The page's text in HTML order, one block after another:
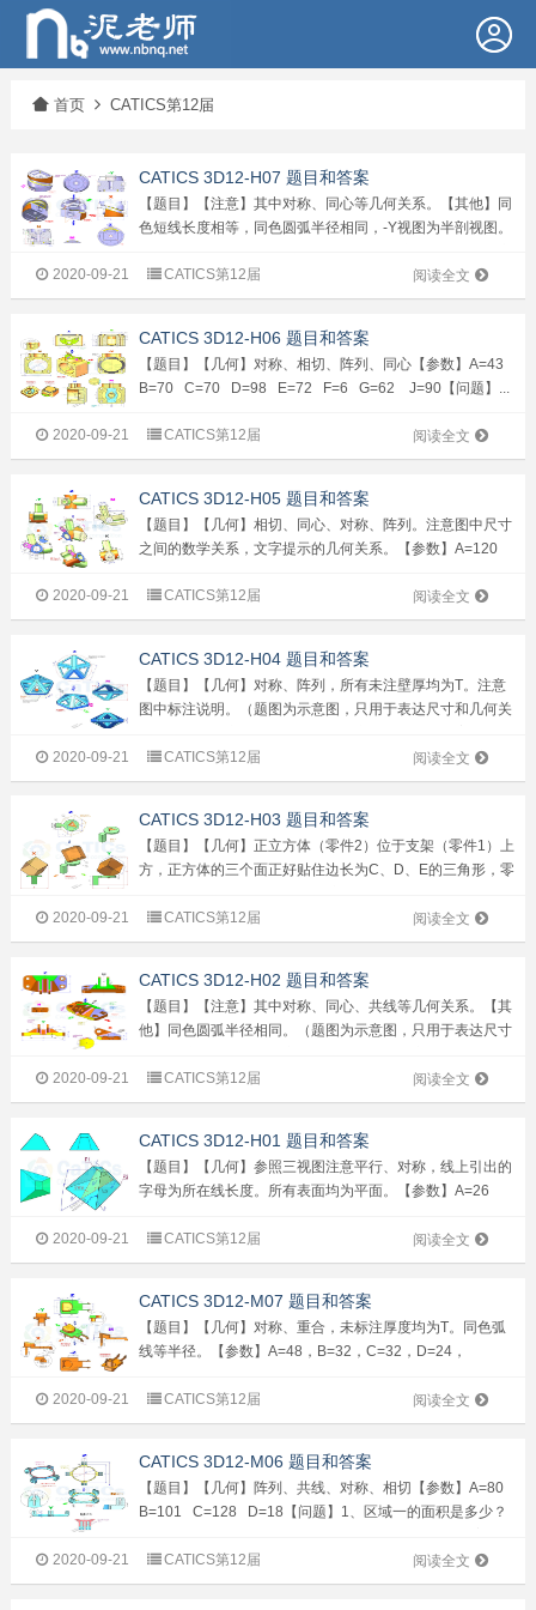
首页 CATICS第12届
CATICS 3D12-H07 题目和答案
【题目】【注意】其中对称、同心等几何关系。【其他】同
色短线长度相等，同色圆弧半径相同，-Y视图为半剖视图。
化，其形态会有所变化。）（输入答案时请精确到小数点后
两位）【参数】A=110 &n...
阅读全文
2020-09-21 CATICS第12届
CATICS 3D12-H06 题目和答案
【题目】【几何】对称、相切、阵列、同心【参数】A=43
B=70 C=70 D=98 E=72 F=6 G=62 J=90【问题】...
阅读全文
2020-09-21 CATICS第12届
CATICS 3D12-H05 题目和答案
【题目】【几何】相切、同心、对称、阵列。注意图中尺寸
之间的数学关系，文字提示的几何关系。【参数】A=120
阅读全文
2020-09-21 CATICS第12届
CATICS 3D12-H04 题目和答案
【题目】【几何】对称、阵列，所有未注壁厚均为T。注意
图中标注说明。（题图为示意图，只用于表达尺寸和几何关
确到小数点后两位）【参数】A=80 B=12 T=4【问...
阅读全文
2020-09-21 CATICS第12届
CATICS 3D12-H03 题目和答案
【题目】【几何】正立方体（零件2）位于支架（零件1）上
方，正方体的三个面正好贴住边长为C、D、E的三角形，零
B=78 C=45 D=54 &nb...
阅读全文
2020-09-21 CATICS第12届
CATICS 3D12-H02 题目和答案
【题目】【注意】其中对称、同心、共线等几何关系。【其
他】同色圆弧半径相同。（题图为示意图，只用于表达尺寸
答案时请精确到小数点后两位）【参数】A=100 B=55 ...
阅读全文
2020-09-21 CATICS第12届
CATICS 3D12-H01 题目和答案
【题目】【几何】参照三视图注意平行、对称，线上引出的
字母为所在线长度。所有表面均为平面。【参数】A=26
阅读全文
2020-09-21 CATICS第12届
CATICS 3D12-M07 题目和答案
【题目】【几何】对称、重合，未标注厚度均为T。同色弧
线等半径。【参数】A=48，B=32，C=32，D=24，
是多少？2、请问P1到P2的距离是多少？3、请问模型体积
是多少？（...
阅读全文
2020-09-21 CATICS第12届
CATICS 3D12-M06 题目和答案
【题目】【几何】阵列、共线、对称、相切【参数】A=80
B=101 C=128 D=18【问题】1、区域一的面积是多少？
1、1307.262、13...
阅读全文
2020-09-21 CATICS第12届